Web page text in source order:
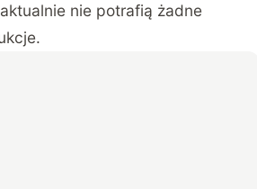
nie potrafią żadne